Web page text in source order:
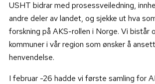
USHT bidrar med prosessveiledning,
andre deler av landet, og sjekke ut hva
forskning på AKS-rollen i Norge. Vi bistår
kommuner i vår region som ønsker å
henvendelse.
I februar -26 hadde vi første samling for